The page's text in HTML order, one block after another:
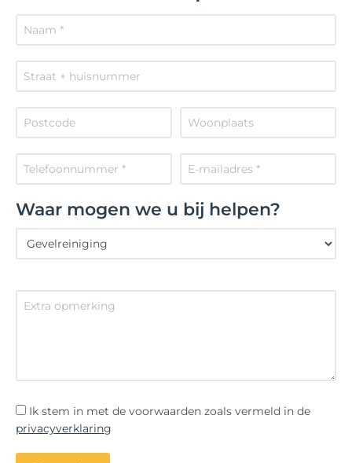
Waar mogen we u bij helpen?
Ik stem in met de voorwaarden zoals vermeld in de
privacyverklaring